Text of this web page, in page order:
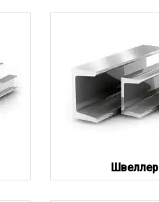
Швеллер